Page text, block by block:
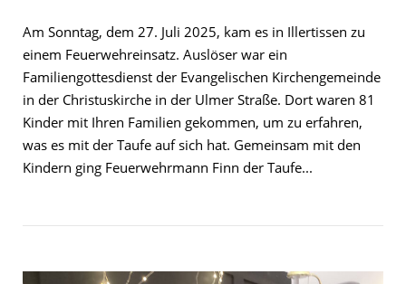
Am Sonntag, dem 27. Juli 2025, kam es in Illertissen zu
einem Feuerwehreinsatz. Auslöser war ein
Familiengottesdienst der Evangelischen Kirchengemeinde
in der Christuskirche in der Ulmer Straße. Dort waren 81
Kinder mit Ihren Familien gekommen, um zu erfahren,
was es mit der Taufe auf sich hat. Gemeinsam mit den
Kindern ging Feuerwehrmann Finn der Taufe...
Open post